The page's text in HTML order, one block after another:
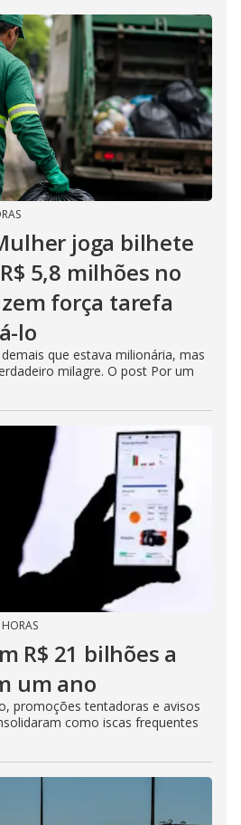
joga bilhete
5,8 milhões no
força tarefa
lo
que estava milionária, mas
milagre. O post Por um
R$ 21 bilhões a
um ano
promoções tentadoras e avisos
como iscas frequentes